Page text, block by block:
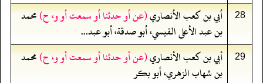
28 أبي بن كعب الأنصاري(عن أو حدثنا أو سمعت أو و، ح)محمد
بن عبد الأعلى القيسي، أبو صدقة، أبو عبد...
29 أبي بن كعب الأنصاري(عن أو حدثنا أو سمعت أو و، ح)محمد
بن شهاب الزهري، أبو بكر